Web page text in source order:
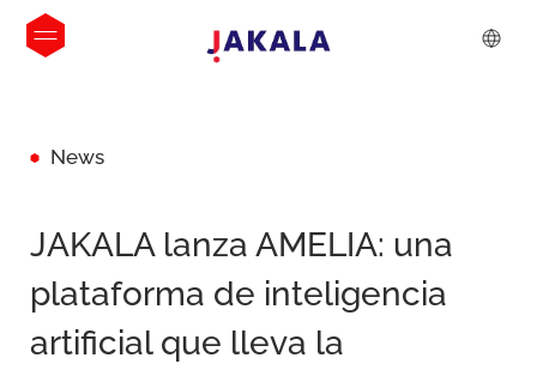
News
JAKALA lanza AMELIA: una
plataforma de inteligencia
artificial que lleva la